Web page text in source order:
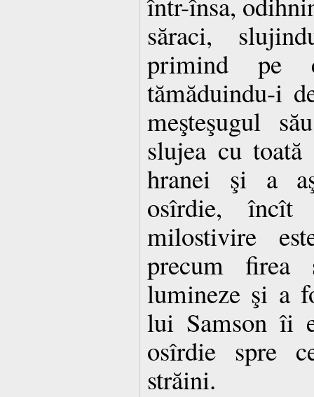
săraci,
primind pe
tămăduindu-i
meşteşugul
slujea cu toată
hranei şi a
osîrdie,
milostivire
precum firea
lumineze şi a
lui Samson îi
osîrdie spre
străini.